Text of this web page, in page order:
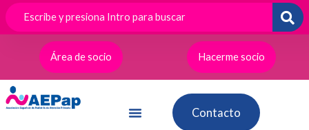
contenido
Área de socio
Hacerme socio
Contacto